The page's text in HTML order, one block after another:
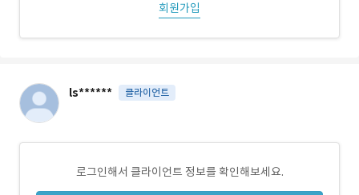
회원가입
ls****** 클라이언트
로그인해서 클라이언트 정보를 확인해보세요.